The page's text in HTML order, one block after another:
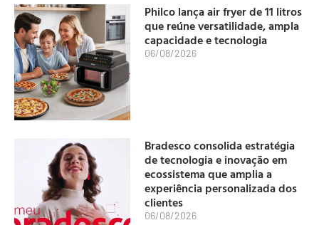
Philco lança air fryer de 11 litros
que reúne versatilidade, ampla
capacidade e tecnologia
06/08/2026
Bradesco consolida estratégia
de tecnologia e inovação em
ecossistema que amplia a
experiência personalizada dos
clientes
06/08/2026